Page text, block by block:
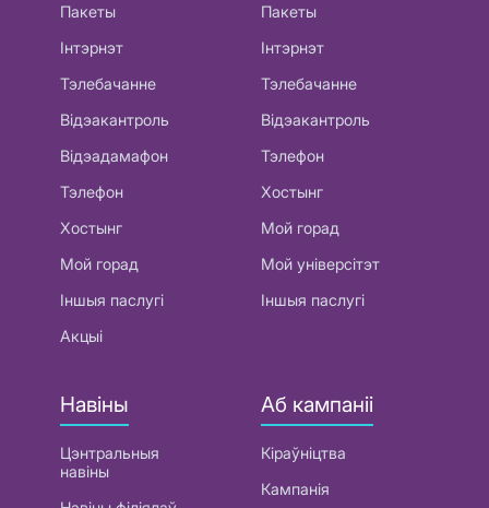
Пакеты
Інтэрнэт
Тэлебачанне
Відэакантроль
Відэадамафон
Тэлефон
Хостынг
Мой горад
Іншыя паслугі
Акцыі
Пакеты
Інтэрнэт
Тэлебачанне
Відэакантроль
Тэлефон
Хостынг
Мой горад
Мой універсітэт
Іншыя паслугі
Навіны
Цэнтральныя
навіны
Аб кампаніі
Кіраўніцтва
Кампанія